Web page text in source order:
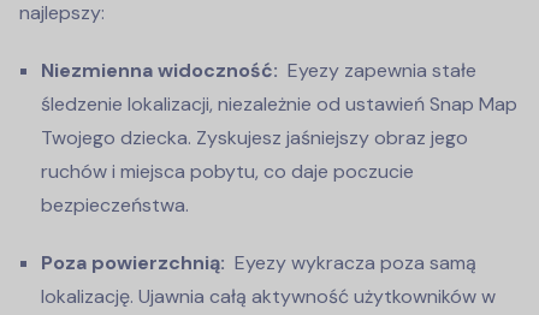
najlepszy:
Niezmienna widoczność: Eyezy zapewnia stałe
śledzenie lokalizacji, niezależnie od ustawień Snap Map
Twojego dziecka. Zyskujesz jaśniejszy obraz jego
ruchów i miejsca pobytu, co daje poczucie
bezpieczeństwa.
Poza powierzchnią: Eyezy wykracza poza samą
lokalizację. Ujawnia całą aktywność użytkowników w